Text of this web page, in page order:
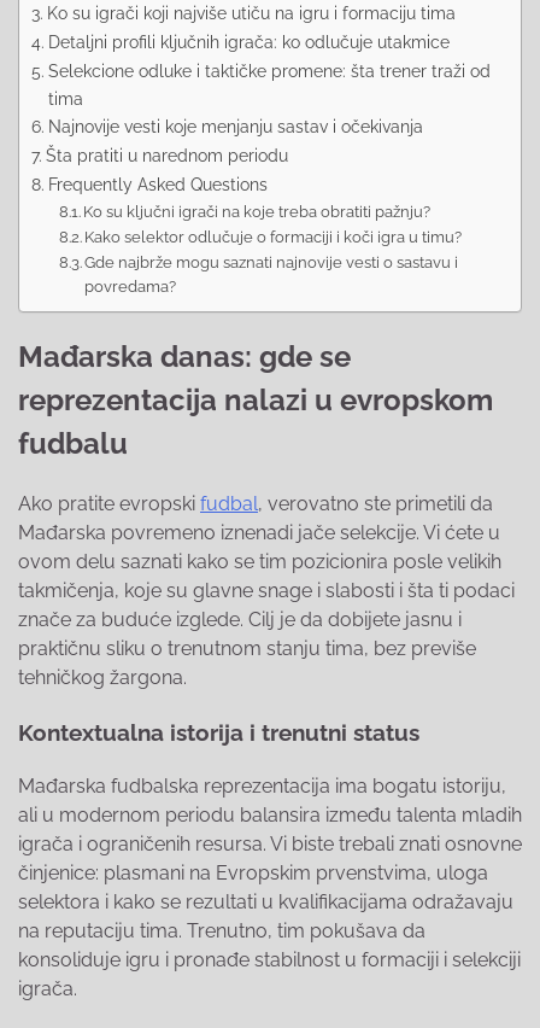
Ko su igrači koji najviše utiču na igru i formaciju tima
Detaljni profili ključnih igrača: ko odlučuje utakmice
Selekcione odluke i taktičke promene: šta trener traži od
tima
Najnovije vesti koje menjanju sastav i očekivanja
Šta pratiti u narednom periodu
Frequently Asked Questions
Ko su ključni igrači na koje treba obratiti pažnju?
Kako selektor odlučuje o formaciji i koči igra u timu?
Gde najbrže mogu saznati najnovije vesti o sastavu i
povredama?
Mađarska danas: gde se
reprezentacija nalazi u evropskom
fudbalu
Ako pratite evropski fudbal, verovatno ste primetili da
Mađarska povremeno iznenadi jače selekcije. Vi ćete u
ovom delu saznati kako se tim pozicionira posle velikih
takmičenja, koje su glavne snage i slabosti i šta ti podaci
znače za buduće izglede. Cilj je da dobijete jasnu i
praktičnu sliku o trenutnom stanju tima, bez previše
tehničkog žargona.
Kontextualna istorija i trenutni status
Mađarska fudbalska reprezentacija ima bogatu istoriju,
ali u modernom periodu balansira između talenta mladih
igrača i ograničenih resursa. Vi biste trebali znati osnovne
činjenice: plasmani na Evropskim prvenstvima, uloga
selektora i kako se rezultati u kvalifikacijama odražavaju
na reputaciju tima. Trenutno, tim pokušava da
konsoliduje igru i pronađe stabilnost u formaciji i selekciji
igrača.